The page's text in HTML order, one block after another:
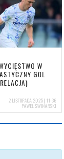
W
GOL
2 LISTOPADA 2025 | 11:36
PAWEŁ ŚWINARSKI